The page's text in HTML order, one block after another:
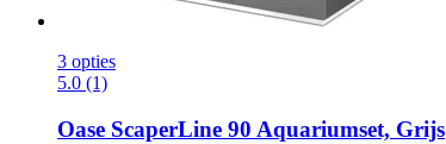
3 opties
5.0 (1)
Oase ScaperLine 90 Aquariumset, Grijs